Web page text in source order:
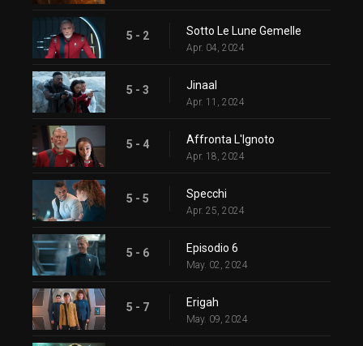
5 - 2 Sotto Le Lune Gemelle
Apr. 04, 2024
5 - 3 Jinaal
Apr. 11, 2024
5 - 4 Affronta L'Ignoto
Apr. 18, 2024
5 - 5 Specchi
Apr. 25, 2024
5 - 6 Episodio 6
May. 02, 2024
5 - 7 Erigah
May. 09, 2024